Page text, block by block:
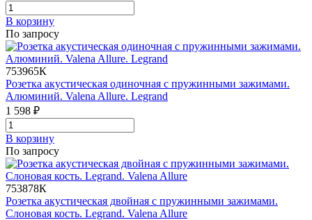
В корзинy
По запросу
753965К
Розетка акустическая одиночная с пружинными зажимами.
Алюминий. Valena Allure. Legrand
1 598 ₽
В корзинy
По запросу
753878К
Розетка акустическая двойная с пружинными зажимами.
Слоновая кость. Legrand. Valena Allure